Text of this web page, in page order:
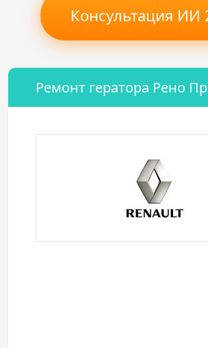
Консультация ИИ
Ремонт гератора Рено